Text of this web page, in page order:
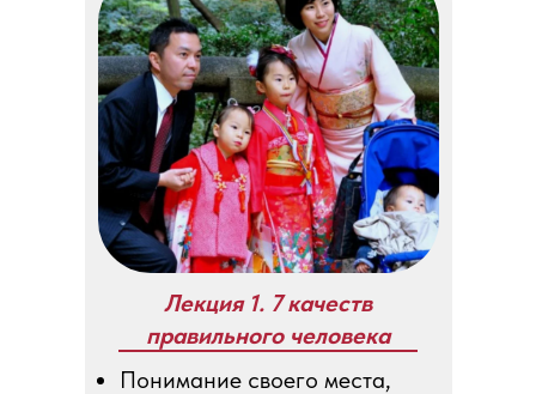
Лекция 1. 7 качеств
правильного человека
Понимание своего места,